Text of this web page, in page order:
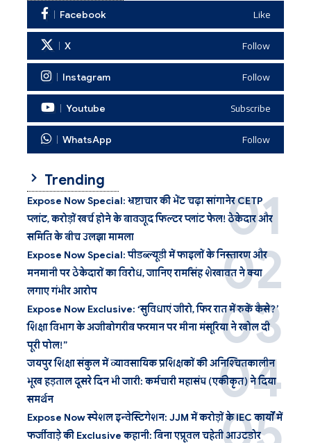
Facebook Like
X Follow
Instagram Follow
Youtube Subscribe
WhatsApp Follow
Trending
Expose Now Special: भ्रष्टाचार की भेंट चढ़ा सांगानेर CETP
प्लांट, करोड़ों खर्च होने के बावजूद फिल्टर प्लांट फेल! ठेकेदार और
समिति के बीच उलझा मामला
Expose Now Special: पीडब्ल्यूडी में फाइलों के निस्तारण और
मनमानी पर ठेकेदारों का विरोध, जानिए रामसिंह शेखावत ने क्या
लगाए गंभीर आरोप
Expose Now Exclusive: ‘सुविधाएं जीरो, फिर रात में रुकें कैसे?’
शिक्षा विभाग के अजीबोगरीब फरमान पर मीना मंसूरिया ने खोल दी
पूरी पोल!”
जयपुर शिक्षा संकुल में व्यावसायिक प्रशिक्षकों की अनिश्चितकालीन
भूख हड़ताल दूसरे दिन भी जारी: कर्मचारी महासंघ (एकीकृत) ने दिया
समर्थन
Expose Now स्पेशल इन्वेस्टिगेशन: JJM में करोड़ों के IEC कार्यों में
फर्जीवाड़े की Exclusive कहानी: बिना एप्रूवल चहेती आउटडोर